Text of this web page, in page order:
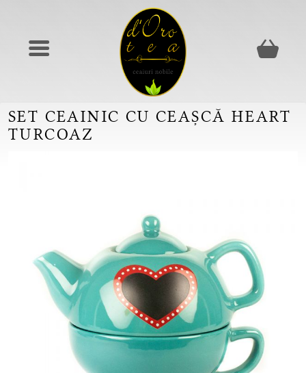
SET CEAINIC CU CEAȘCĂ HEART
TURCOAZ